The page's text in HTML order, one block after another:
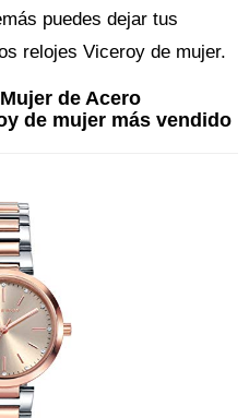
puedes dejar tus
relojes Viceroy de mujer.
de Acero
de mujer más vendido